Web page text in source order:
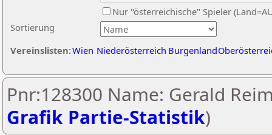
Sortierung
Nur "österreichische" Spieler
Vereinslisten:Wien Niederösterreich Burgenland
Pnr:128300 Name: Gerald
Grafik Partie-Statistik)